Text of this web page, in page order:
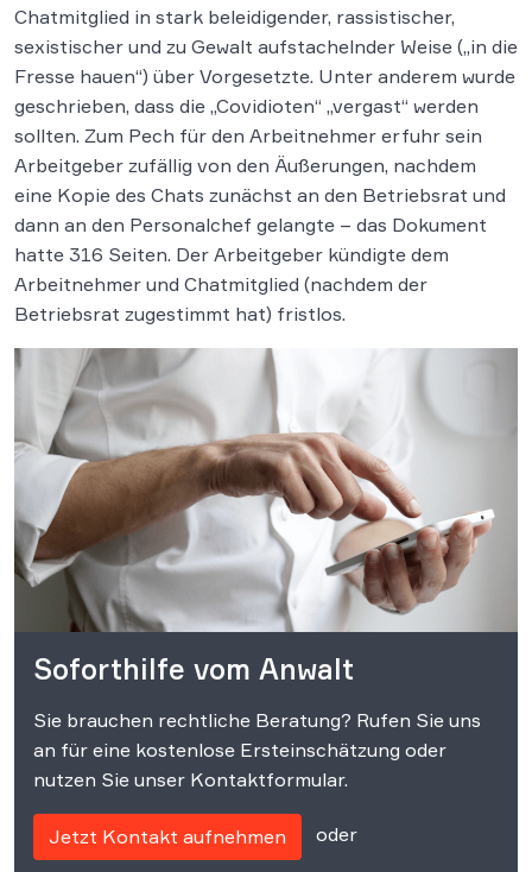
Chatmitglied in stark beleidigender, rassistischer,
sexistischer und zu Gewalt aufstachelnder Weise („in die
Fresse hauen“) über Vorgesetzte. Unter anderem wurde
geschrieben, dass die „Covidioten“ „vergast“ werden
sollten. Zum Pech für den Arbeitnehmer erfuhr sein
Arbeitgeber zufällig von den Äußerungen, nachdem
eine Kopie des Chats zunächst an den Betriebsrat und
dann an den Personalchef gelangte – das Dokument
hatte 316 Seiten. Der Arbeitgeber kündigte dem
Arbeitnehmer und Chatmitglied (nachdem der
Betriebsrat zugestimmt hat) fristlos.
Soforthilfe vom Anwalt
Sie brauchen rechtliche Beratung? Rufen Sie uns
an für eine kostenlose Ersteinschätzung oder
nutzen Sie unser Kontaktformular.
Jetzt Kontakt aufnehmen oder